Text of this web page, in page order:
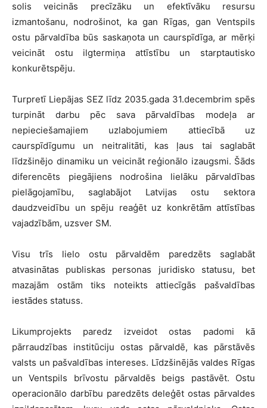
solis veicinās precīzāku un efektīvāku resursu
izmantošanu, nodrošinot, ka gan Rīgas, gan Ventspils
ostu pārvaldība būs saskaņota un caurspīdīga, ar mērķi
veicināt ostu ilgtermiņa attīstību un starptautisko
konkurētspēju.
Turpretī Liepājas SEZ līdz 2035.gada 31.decembrim spēs
turpināt darbu pēc sava pārvaldības modeļa ar
nepieciešamajiem uzlabojumiem attiecībā uz
caurspīdīgumu un neitralitāti, kas ļaus tai saglabāt
līdzšinējo dinamiku un veicināt reģionālo izaugsmi. Šāds
diferencēts piegājiens nodrošina lielāku pārvaldības
pielāgojamību, saglabājot Latvijas ostu sektora
daudzveidību un spēju reaģēt uz konkrētām attīstības
vajadzībām, uzsver SM.
Visu trīs lielo ostu pārvaldēm paredzēts saglabāt
atvasinātas publiskas personas juridisko statusu, bet
mazajām ostām tiks noteikts attiecīgās pašvaldības
iestādes statuss.
Likumprojekts paredz izveidot ostas padomi kā
pārraudzības institūciju ostas pārvaldē, kas pārstāvēs
valsts un pašvaldības intereses. Līdzšinējās valdes Rīgas
un Ventspils brīvostu pārvaldēs beigs pastāvēt. Ostu
operacionālo darbību paredzēts deleģēt ostas pārvaldes